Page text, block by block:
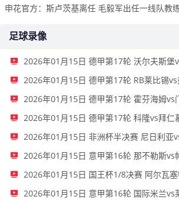
申花官方：斯卢茨基离任 毛毅军出任一线队教
足球录像
2026年01月15日 德甲第17轮 沃尔夫斯堡
2026年01月15日 德甲第17轮 RB莱比锡
2026年01月15日 德甲第17轮 霍芬海姆vs
2026年01月15日 德甲第17轮 科隆vs拜仁
2026年01月15日 非洲杯半决赛 尼日利亚
2026年01月15日 意甲第16轮 那不勒斯vs
2026年01月15日 意甲第16轮 国际米兰vs